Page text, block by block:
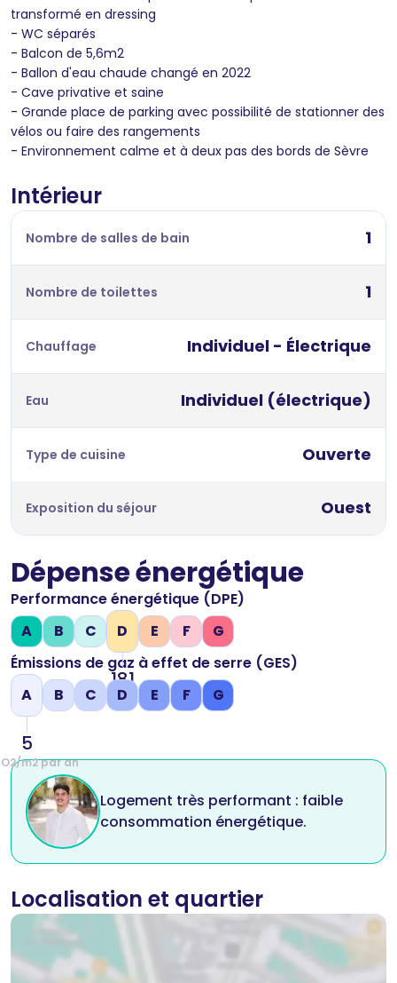
transformé en dressing
- WC séparés
- Balcon de 5,6m2
- Ballon d'eau chaude changé en 2022
- Cave privative et saine
- Grande place de parking avec possibilité de stationner des
vélos ou faire des rangements
- Environnement calme et à deux pas des bords de Sèvre
Intérieur
Nombre de salles de bain 1
Nombre de toilettes 1
Chauffage Individuel - Électrique
Eau Individuel (électrique)
Type de cuisine Ouverte
Exposition du séjour Ouest
Dépense énergétique
Performance énergétique (DPE)
A
B C D
181
kWh/m2 par an
E F
G
Émissions de gaz à effet de serre (GES)
A
5
m2 par an
B C D E F G
Logement très performant : faible
consommation énergétique.
Localisation et quartier